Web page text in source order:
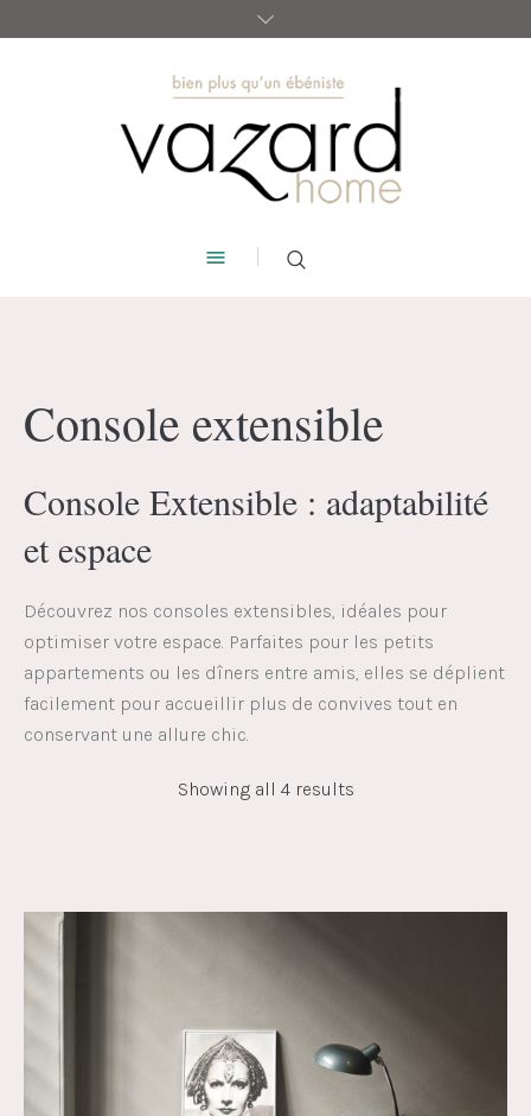
Console extensible
Console Extensible : adaptabilité
et espace
Découvrez nos consoles extensibles, idéales pour
optimiser votre espace. Parfaites pour les petits
appartements ou les dîners entre amis, elles se déplient
facilement pour accueillir plus de convives tout en
conservant une allure chic.
Showing all 4 results